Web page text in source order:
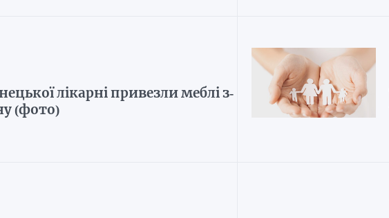
лікарні привезли меблі з-
(фото)